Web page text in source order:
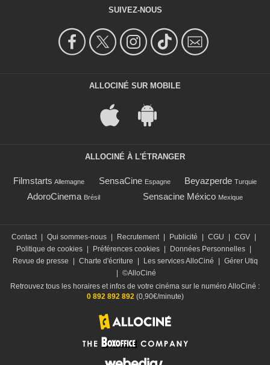
SUIVEZ-NOUS
ALLOCINÉ SUR MOBILE
ALLOCINÉ À L'ÉTRANGER
Filmstarts Allemagne SensaCine Espagne Beyazperde Turquie
AdoroCinema Brésil Sensacine México Mexique
Contact Qui sommes-nous Recrutement Publicité CGU CGV
Politique de cookies
Préférences cookies Données Personnelles
Revue de presse
Charte d'écriture Les services AlloCiné
Gérer Utiq
©AlloCiné
Retrouvez tous les horaires et infos de votre cinéma sur le numéro AlloCiné :
0 892 892 892(0,90€/minute)